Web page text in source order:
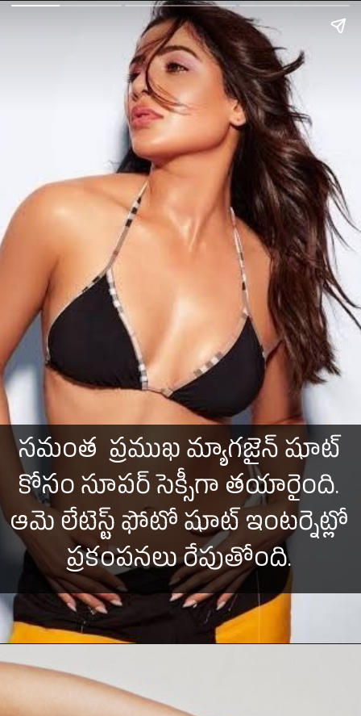
సమంత ప్రముఖ మ్యాగజైన్ షూట్
కోసం సూపర్ సెక్సీగా తయారైంది.
ఆమె లేటెస్ట్ ఫోటో షూట్ ఇంటర్నెట్లో
ప్రకంపనలు రేపుతోంది.